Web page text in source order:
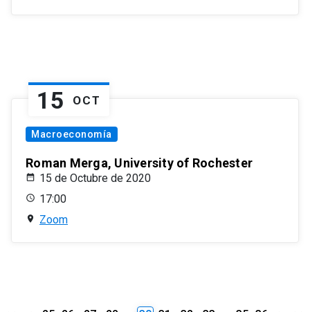
15 OCT
Macroeconomía
Roman Merga, University of Rochester
15 de Octubre de 2020
17:00
Zoom